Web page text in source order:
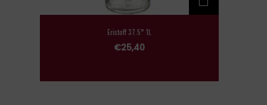
Eristoff 37.5° 1L
€25,40